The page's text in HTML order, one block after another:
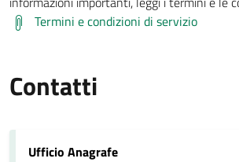
Termini e condizioni di servizio
Contatti
Ufficio Anagrafe